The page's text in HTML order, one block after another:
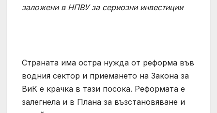
заложени в НПВУ за сериозни инвестиции
Страната има остра нужда от реформа във
водния сектор и приемането на Закона за
ВиК е крачка в тази посока. Реформата е
залегнела и в Плана за възстановяване и